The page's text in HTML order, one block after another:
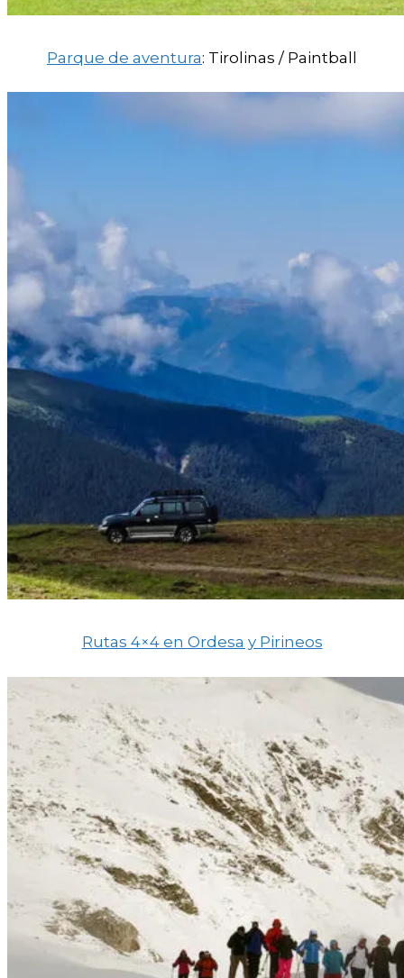
Parque de aventura: Tirolinas / Paintball
Rutas 4×4 en Ordesa y Pirineos